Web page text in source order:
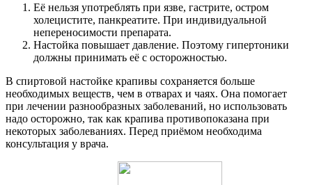
Её нельзя употреблять при язве, гастрите, остром
холецистите, панкреатите. При индивидуальной
непереносимости препарата.
Настойка повышает давление. Поэтому гипертоники
должны принимать её с осторожностью.
В спиртовой настойке крапивы сохраняется больше
необходимых веществ, чем в отварах и чаях. Она помогает
при лечении разнообразных заболеваний, но использовать
надо осторожно, так как крапива противопоказана при
некоторых заболеваниях. Перед приёмом необходима
консультация у врача.